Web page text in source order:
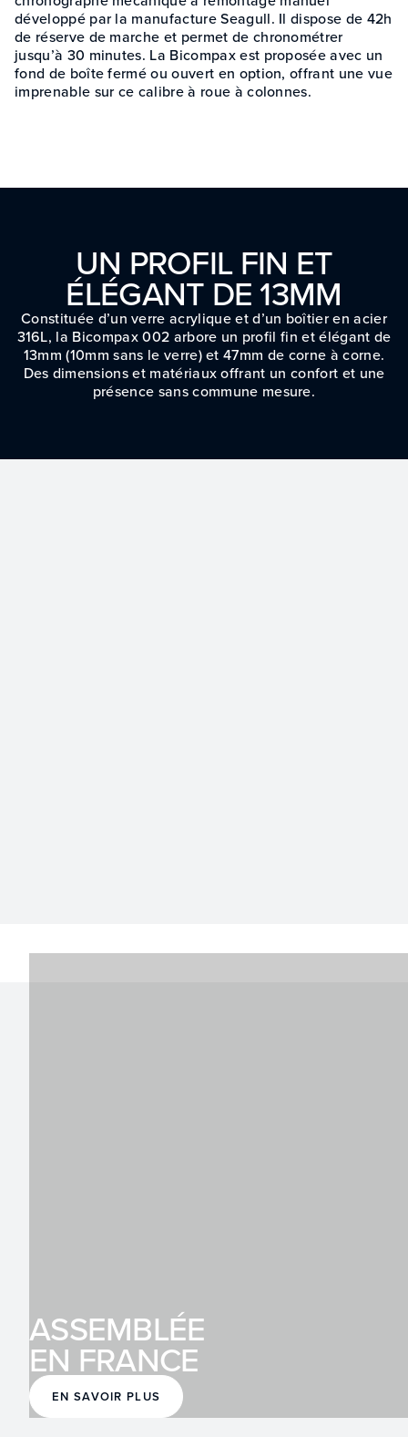
développé par la manufacture Seagull. Il dispose de 42h
de réserve de marche et permet de chronométrer
jusqu’à 30 minutes. La Bicompax est proposée avec un
fond de boîte fermé ou ouvert en option, offrant une vue
imprenable sur ce calibre à roue à colonnes.
UN PROFIL FIN ET
ÉLÉGANT DE 13MM
Constituée d’un verre acrylique et d’un boîtier en acier
316L, la Bicompax 002 arbore un profil fin et élégant de
13mm (10mm sans le verre) et 47mm de corne à corne.
Des dimensions et matériaux offrant un confort et une
présence sans commune mesure.
ASSEMBLÉE
EN FRANCE
EN SAVOIR PLUS